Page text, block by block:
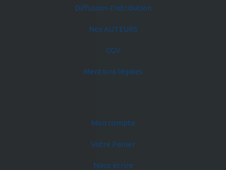
Diffusion-Distribution
Nos AUTEURS
CGV
Mentions légales
Mon compte
Votre Panier
Nous écrire